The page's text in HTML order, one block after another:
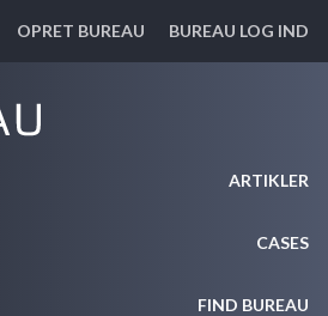
OPRET BUREAU BUREAU LOG IND
ARTIKLER
CASES
FIND BUREAU